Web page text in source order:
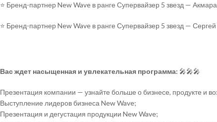
⭐️ Бренд-партнер New Wave в ранге Супервайзер 5 звезд —
⭐️ Бренд-партнер New Wave в ранге Супервайзер 5 звезд —
Вас ждет насыщенная и увлекательная программа: 🎤🎤🎤
Презентация компании — узнайте больше о бизнесе, продукте и
Выступление лидеров бизнеса New Wave;
Презентация и дегустация продукции New Wave;